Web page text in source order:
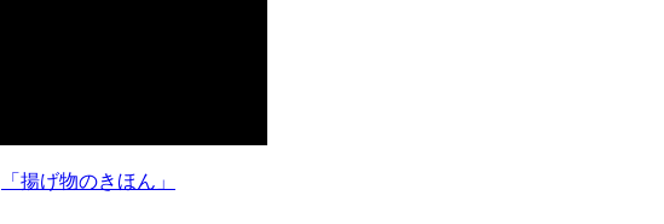
「揚げ物のきほん」